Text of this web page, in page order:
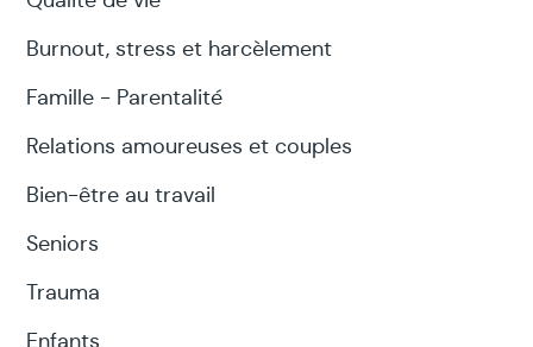
Burnout, stress et harcèlement
Famille - Parentalité
Relations amoureuses et couples
Bien-être au travail
Seniors
Trauma
Enfants